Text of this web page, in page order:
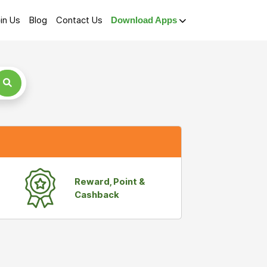
Us Blog Contact Us Download Apps
Reward, Point &
Cashback